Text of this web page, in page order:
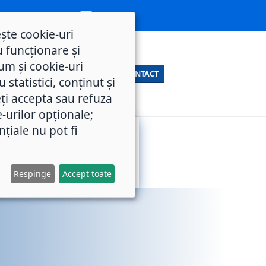
CONTACT
cookie-uri
funcționare și
și cookie-uri
statistici, conținut și
accepta sau refuza
urilor opționale;
nu pot fi
Respinge Accept toate